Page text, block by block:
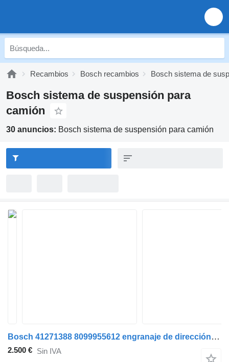
Recambios Bosch recambios Bosch sistema de
Bosch sistema de suspensión para
camión
30 anuncios: Bosch sistema de suspensión para camión
Bosch 41271388 8099955612 engranaje de dirección para IVECO camión
2.500 € Sin IVA